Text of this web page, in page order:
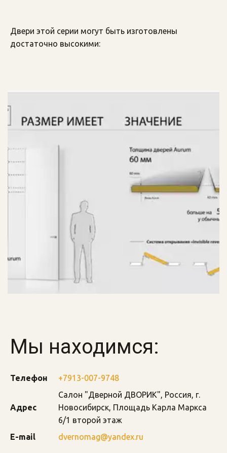
Двери этой серии могут быть изготовлены
достаточно высокими:
Мы находимся:
Телефон +7913-007-9748
Адрес
Салон "Дверной ДВОРИК" Россия г.
Новосибирск Площадь Карла Маркса
6/1 второй этаж
E-mail
dvernomag@yandex.ru